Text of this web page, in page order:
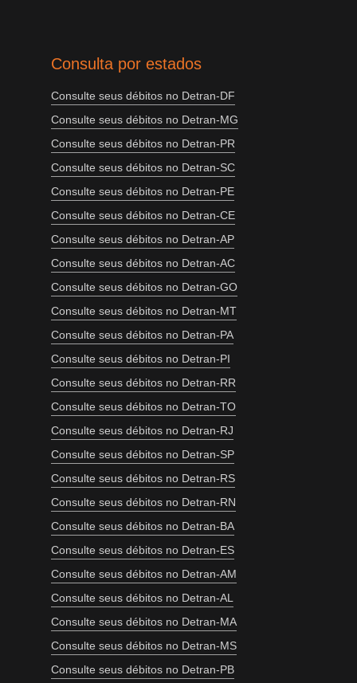
Consulta por estados
Consulte seus débitos no Detran-DF
Consulte seus débitos no Detran-MG
Consulte seus débitos no Detran-PR
Consulte seus débitos no Detran-SC
Consulte seus débitos no Detran-PE
Consulte seus débitos no Detran-CE
Consulte seus débitos no Detran-AP
Consulte seus débitos no Detran-AC
Consulte seus débitos no Detran-GO
Consulte seus débitos no Detran-MT
Consulte seus débitos no Detran-PA
Consulte seus débitos no Detran-PI
Consulte seus débitos no Detran-RR
Consulte seus débitos no Detran-TO
Consulte seus débitos no Detran-RJ
Consulte seus débitos no Detran-SP
Consulte seus débitos no Detran-RS
Consulte seus débitos no Detran-RN
Consulte seus débitos no Detran-BA
Consulte seus débitos no Detran-ES
Consulte seus débitos no Detran-AM
Consulte seus débitos no Detran-AL
Consulte seus débitos no Detran-MA
Consulte seus débitos no Detran-MS
Consulte seus débitos no Detran-PB